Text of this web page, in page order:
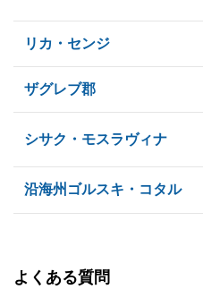
リカ・センジ
ザグレブ郡
シサク・モスラヴィナ
沿海州ゴルスキ・コタル
よくある質問